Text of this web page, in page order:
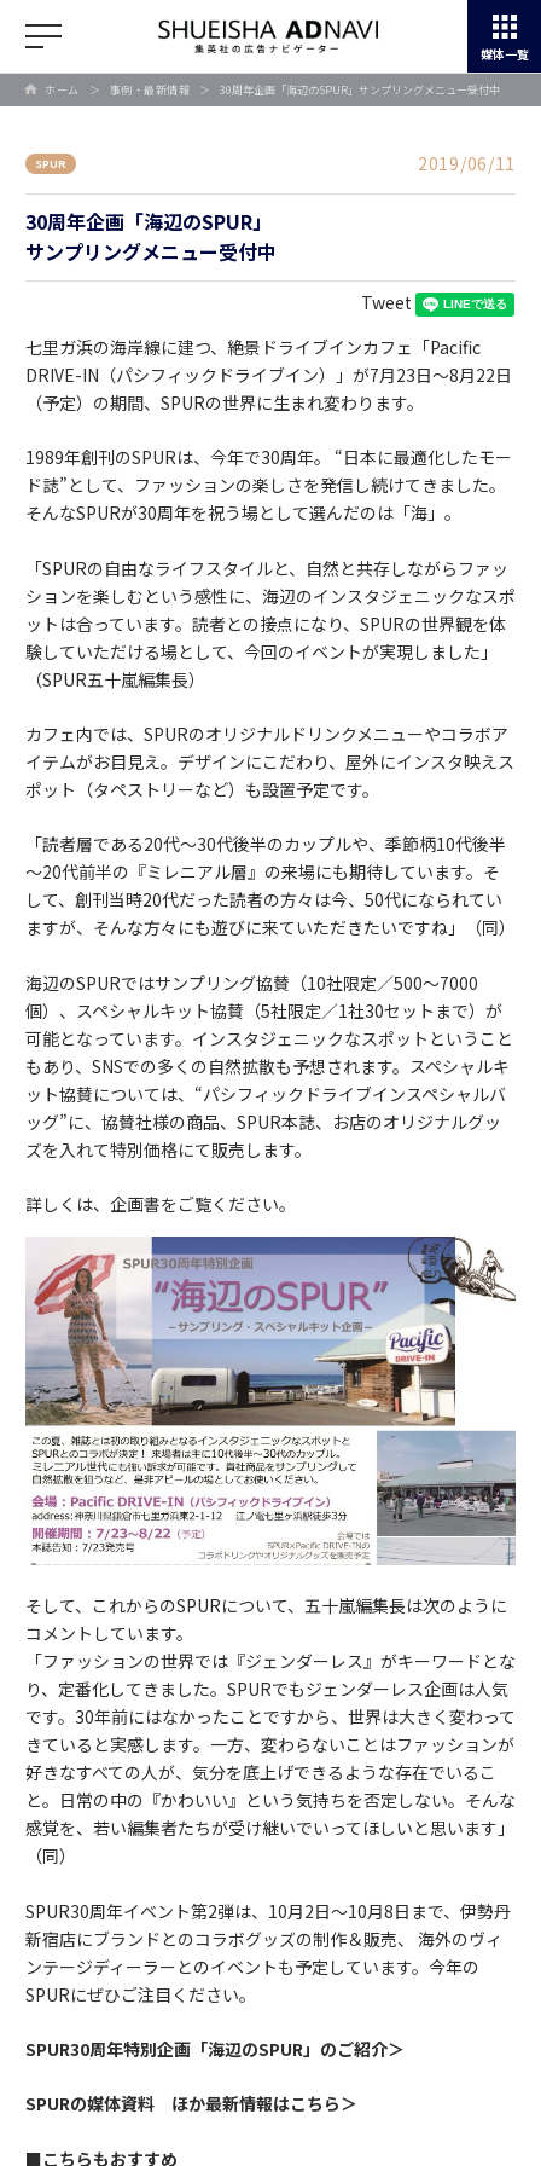
媒体一覧
ホーム ＞ 事例・最新情報 ＞ 30周年企画「海辺のSPUR」サンプリングメニュー受付中
SPUR 2019/06/11
30周年企画「海辺のSPUR」
サンプリングメニュー受付中
Tweet
七里ガ浜の海岸線に建つ、絶景ドライブインカフェ「Pacific
DRIVE-IN（パシフィックドライブイン）」が7月23日～8月22日
（予定）の期間、SPURの世界に生まれ変わります。
1989年創刊のSPURは、今年で30周年。 “日本に最適化したモー
ド誌”として、ファッションの楽しさを発信し続けてきました。
そんなSPURが30周年を祝う場として選んだのは「海」。
「SPURの自由なライフスタイルと、自然と共存しながらファッ
ションを楽しむという感性に、海辺のインスタジェニックなスポ
ットは合っています。読者との接点になり、SPURの世界観を体
験していただける場として、今回のイベントが実現しました」
（SPUR五十嵐編集長）
カフェ内では、SPURのオリジナルドリンクメニューやコラボア
イテムがお目見え。デザインにこだわり、屋外にインスタ映えス
ポット（タペストリーなど）も設置予定です。
「読者層である20代～30代後半のカップルや、季節柄10代後半
～20代前半の『ミレニアル層』の来場にも期待しています。そ
して、創刊当時20代だった読者の方々は今、50代になられてい
ますが、そんな方々にも遊びに来ていただきたいですね」（同）
海辺のSPURではサンプリング協賛（10社限定／500～7000
個）、スペシャルキット協賛（5社限定／1社30セットまで）が
可能となっています。インスタジェニックなスポットということ
もあり、SNSでの多くの自然拡散も予想されます。スペシャルキ
ット協賛については、“パシフィックドライブインスペシャルバ
ッグ”に、協賛社様の商品、SPUR本誌、お店のオリジナルグッ
ズを入れて特別価格にて販売します。
詳しくは、企画書をご覧ください。
そして、これからのSPURについて、五十嵐編集長は次のように
コメントしています。
「ファッションの世界では『ジェンダーレス』がキーワードとな
り、定番化してきました。SPURでもジェンダーレス企画は人気
です。30年前にはなかったことですから、世界は大きく変わって
きていると実感します。一方、変わらないことはファッションが
好きなすべての人が、気分を底上げできるような存在でいるこ
と。日常の中の『かわいい』という気持ちを否定しない。そんな
感覚を、若い編集者たちが受け継いでいってほしいと思います」
（同）
SPUR30周年イベント第2弾は、10月2日～10月8日まで、伊勢丹
新宿店にブランドとのコラボグッズの制作＆販売、 海外のヴィ
ンテージディーラーとのイベントも予定しています。今年の
SPURにぜひご注目ください。
SPUR30周年特別企画「海辺のSPUR」のご紹介＞
SPURの媒体資料 ほか最新情報はこちら＞
■こちらもおすすめ